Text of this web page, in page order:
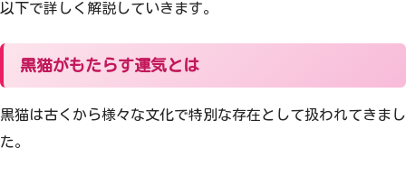
以下で詳しく解説していきます。
黒猫がもたらす運気とは
黒猫は古くから様々な文化で特別な存在として扱われてきまし
た。